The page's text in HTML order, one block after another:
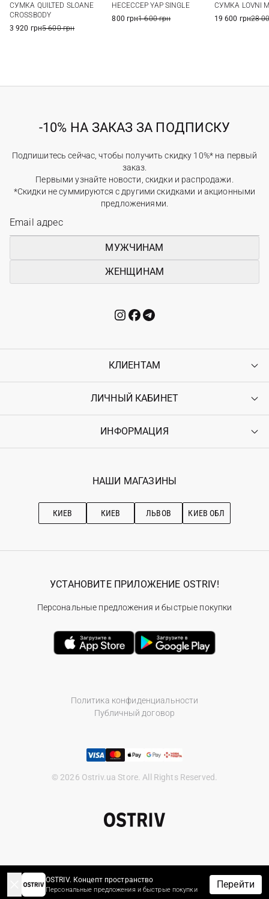
СУМКА QUILTED SLOANE
CROSSBODY
3 920 грн5 600 грн
НЕСЕССЕР YAP SINGLE
800 грн1 600 грн
СУМКА LOVNI
19 600 грн28
-10% НА ЗАКАЗ ЗА ПОДПИСКУ
Подпишитесь сейчас, чтобы получить скидку 10%* на первый
заказ.
Первыми узнайте новости, скидки и распродажи.
*Скидки не суммируются с другими скидками и акционными
предложениями.
МУЖЧИНАМ
ЖЕНЩИНАМ
КЛИЕНТАМ
Контакты
Возврат
Гарантия
ЛИЧНЫЙ КАБИНЕТ
Войти
Ostriv Club+
ИНФОРМАЦИЯ
Наши магазини
Рекомендации по уходу
НАШИ МАГАЗИНЫ
КИЕВ КИЕВ ЛЬВОВ КИЕВ ОБЛ
Политика конфиденциальности
Публичный договор
© 2026 Ostriv.ua Store. All Rights Reserved.
УСТАНОВИТЕ ПРИЛОЖЕНИЕ OSTRIV!
Персональные предложения и быстрые покупки
OSTRIV. Концепт пространство
Персональные предложения и быстрые покупки Перейти